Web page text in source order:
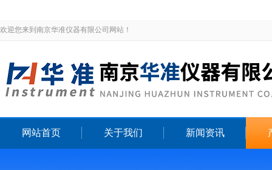
欢迎您来到南京华准仪器有限公司网站！
网站首页 关于我们 新闻资讯